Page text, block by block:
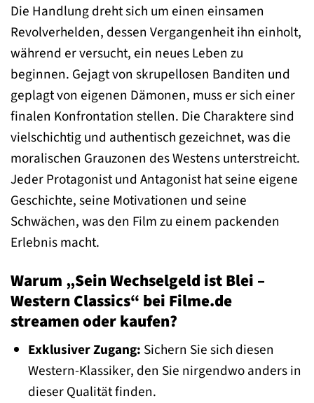
Die Handlung dreht sich um einen einsamen
Revolverhelden, dessen Vergangenheit ihn einholt,
während er versucht, ein neues Leben zu
beginnen. Gejagt von skrupellosen Banditen und
geplagt von eigenen Dämonen, muss er sich einer
finalen Konfrontation stellen. Die Charaktere sind
vielschichtig und authentisch gezeichnet, was die
moralischen Grauzonen des Westens unterstreicht.
Jeder Protagonist und Antagonist hat seine eigene
Geschichte, seine Motivationen und seine
Schwächen, was den Film zu einem packenden
Erlebnis macht.
Warum „Sein Wechselgeld ist Blei –
Western Classics“ bei Filme.de
streamen oder kaufen?
Exklusiver Zugang: Sichern Sie sich diesen
Western-Klassiker, den Sie nirgendwo anders in
dieser Qualität finden.